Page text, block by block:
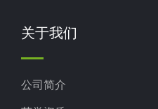
关于我们
公司简介